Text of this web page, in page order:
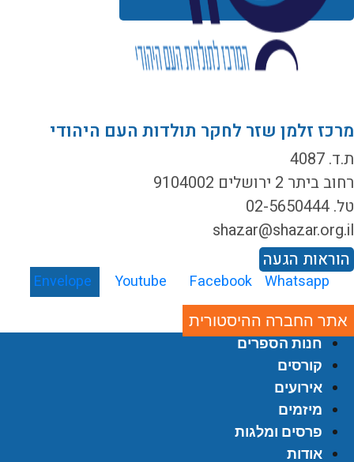
זלמן שזר לחקר תולדות העם היהודי
4087
ביתר 2 ירושלים 9104002
הגעה
Envelope Youtube Facebook Whatsapp
אתר החברה ההיסטורית
חנות הספרים
קורסים
אירועים
מיזמים
פרסים ומלגות
אודות